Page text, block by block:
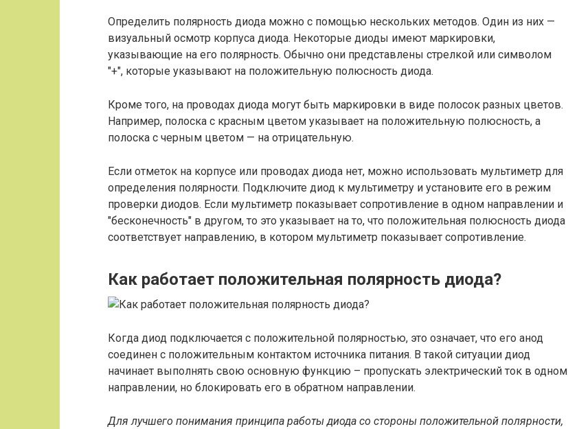
Определить полярность диода можно с помощью нескольких методов. Один из них —
визуальный осмотр корпуса диода. Некоторые диоды имеют маркировки,
указывающие на его полярность. Обычно они представлены стрелкой или символом
"+", которые указывают на положительную полюсность диода.
Кроме того, на проводах диода могут быть маркировки в виде полосок разных цветов.
Например, полоска с красным цветом указывает на положительную полюсность, а
полоска с черным цветом — на отрицательную.
Если отметок на корпусе или проводах диода нет, можно использовать мультиметр для
определения полярности. Подключите диод к мультиметру и установите его в режим
проверки диодов. Если мультиметр показывает сопротивление в одном направлении и
"бесконечность" в другом, то это указывает на то, что положительная полюсность диода
соответствует направлению, в котором мультиметр показывает сопротивление.
Как работает положительная полярность диода?
Когда диод подключается с положительной полярностью, это означает, что его анод
соединен с положительным контактом источника питания. В такой ситуации диод
начинает выполнять свою основную функцию – пропускать электрический ток в одном
направлении, но блокировать его в обратном направлении.
Для лучшего понимания принципа работы диода со стороны положительной полярности,